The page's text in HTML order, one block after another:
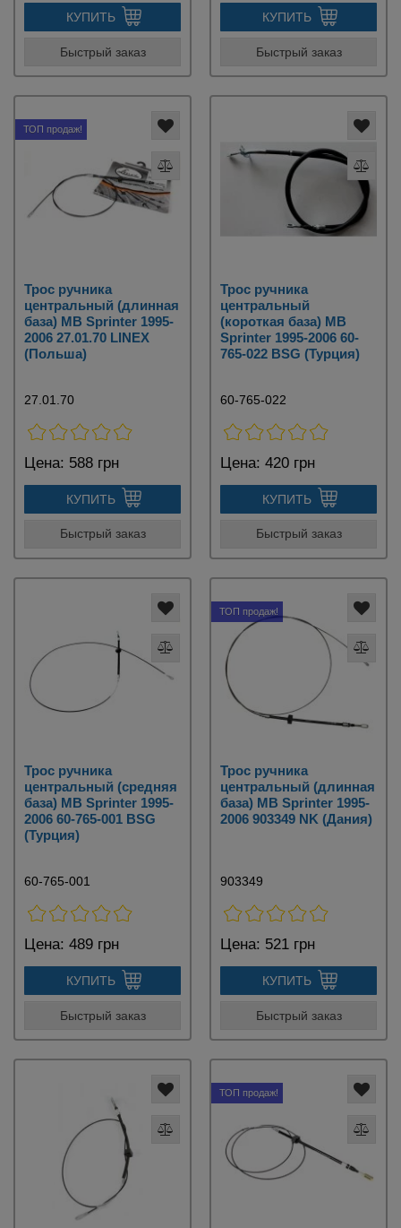
КУПИТЬ
Быстрый заказ
КУПИТЬ
Быстрый заказ
ТОП продаж!
Трос ручника
центральный (длинная
база) MB Sprinter 1995-
2006 27.01.70 LINEX
(Польша)
27.01.70
Цена: 588 грн
КУПИТЬ
Быстрый заказ
Трос ручника
центральный
(короткая база) MB
Sprinter 1995-2006 60-
765-022 BSG (Турция)
60-765-022
Цена: 420 грн
КУПИТЬ
Быстрый заказ
Трос ручника
центральный (средняя
база) MB Sprinter 1995-
2006 60-765-001 BSG
(Турция)
60-765-001
Цена: 489 грн
КУПИТЬ
Быстрый заказ
ТОП продаж!
Трос ручника
центральный (длинная
база) MB Sprinter 1995-
2006 903349 NK (Дания)
903349
Цена: 521 грн
КУПИТЬ
Быстрый заказ
ТОП продаж!